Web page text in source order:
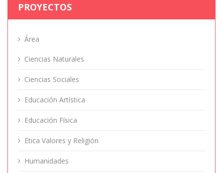
PROYECTOS
Área
Ciencias Naturales
Ciencias Sociales
Educación Artística
Educación Física
Etica Valores y Religión
Humanidades